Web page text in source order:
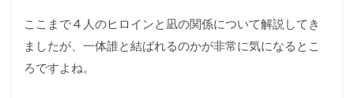
ここまで 4 人のヒロインと凪の関係について解説してき
ましたが、一体誰と結ばれるのかが非常に気になるとこ
ろですよね。